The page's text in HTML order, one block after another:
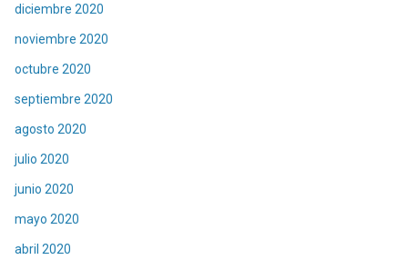
diciembre 2020
noviembre 2020
octubre 2020
septiembre 2020
agosto 2020
julio 2020
junio 2020
mayo 2020
abril 2020